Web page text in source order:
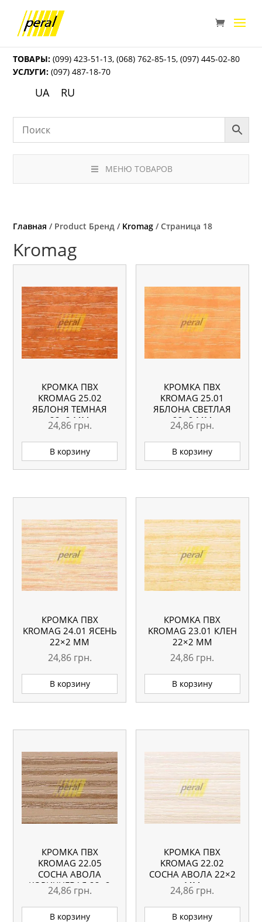
ТОВАРЫ: (099) 423-51-13,(068) 762-85-15,(097) 445-02-80
УСЛУГИ: (097) 487-18-70
UA RU
МЕНЮ ТОВАРОВ
Главная / Product Бренд / Kromag / Страница 18
Kromag
КРОМКА ПВХ
KROMAG 25.02
ЯБЛОНЯ ТЕМНАЯ
22×2 ММ
24,86 грн.
В корзину
КРОМКА ПВХ
KROMAG 25.01
ЯБЛОНА СВЕТЛАЯ
22×2 ММ
24,86 грн.
В корзину
КРОМКА ПВХ
KROMAG 24.01 ЯСЕНЬ
22×2 ММ
24,86 грн.
В корзину
КРОМКА ПВХ
KROMAG 23.01 КЛЕН
22×2 ММ
24,86 грн.
В корзину
КРОМКА ПВХ
KROMAG 22.05
СОСНА АВОЛА
КОРИЧНЕВАЯ 22×2
ММ
24,86 грн.
В корзину
КРОМКА ПВХ
KROMAG 22.02
СОСНА АВОЛА 22×2
ММ
24,86 грн.
В корзину